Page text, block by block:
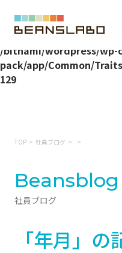
Deprecated:
($subject) of type
/bitnami/wordpress/wp-
pack/app/Common/
129
TOP 社員ブログ
Beansblog
社員ブログ
「年月」の